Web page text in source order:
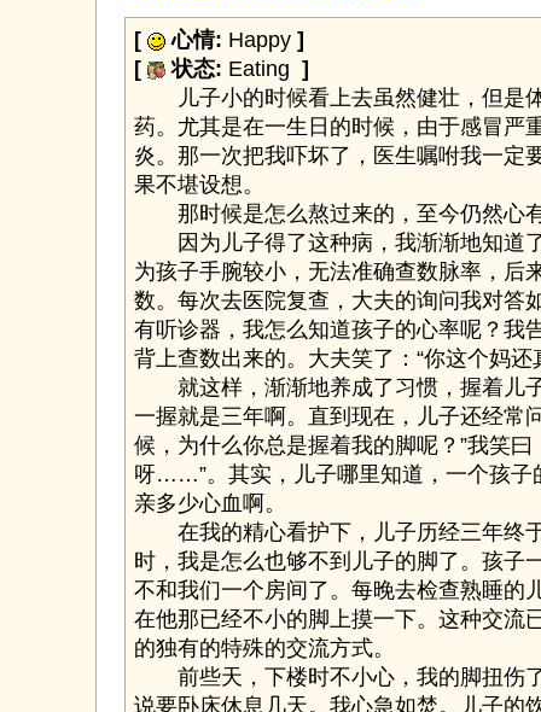
[ 心情: Happy ]
[
状态: Eating ]
儿子小的时候看上去虽然健壮，但是
药。尤其是在一生日的时候，由于感冒严
炎。那一次把我吓坏了，医生嘱咐我一定
果不堪设想。
那时候是怎么熬过来的，至今仍然心
因为儿子得了这种病，我渐渐地知道
为孩子手腕较小，无法准确查数脉率，后
数。每次去医院复查，大夫的询问我对答
有听诊器，我怎么知道孩子的心率呢？我
背上查数出来的。大夫笑了：“你这个妈还
就这样，渐渐地养成了习惯，握着儿
一握就是三年啊。直到现在，儿子还经常
候，为什么你总是握着我的脚呢？”我笑曰
呀……”。其实，儿子哪里知道，一个孩子
亲多少心血啊。
在我的精心看护下，儿子历经三年终
时，我是怎么也够不到儿子的脚了。孩子
不和我们一个房间了。每晚去检查熟睡的
在他那已经不小的脚上摸一下。这种交流
的独有的特殊的交流方式。
前些天，下楼时不小心，我的脚扭伤
说要卧床休息几天。我心急如焚。儿子的